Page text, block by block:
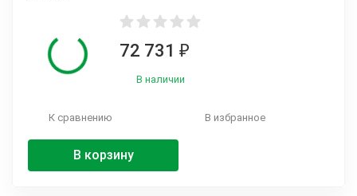
72 731 ₽
В наличии
К сравнению В избранное
В корзину